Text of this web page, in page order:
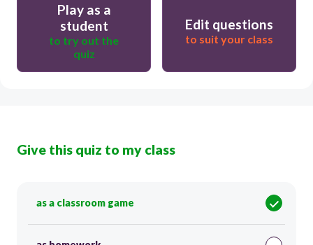
Play as a
student
to try out the
quiz
Edit questions
to suit your class
Give this quiz to my class
as a classroom game